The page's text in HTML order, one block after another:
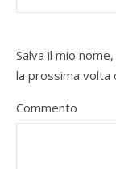
Salva il mio
la prossima volta
Commento